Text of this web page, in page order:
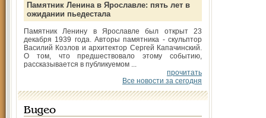
Памятник Ленина в Ярославле: пять лет в
ожидании пьедестала
Памятник Ленину в Ярославле был открыт 23
декабря 1939 года. Авторы памятника - скульптор
Василий Козлов и архитектор Сергей Капачинский.
О том, что предшествовало этому событию,
рассказывается в публикуемом ...
прочитать
Все новости за сегодня
Видео